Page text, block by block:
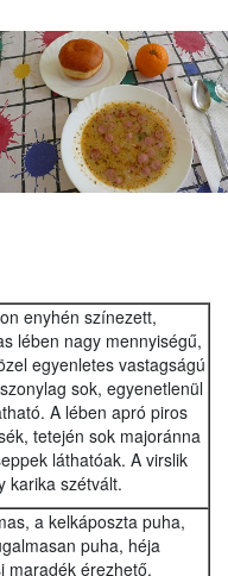
enyhén színezett,
lében nagy mennyiségű,
egyenletes vastagságú
sok, egyenetlenül
A lében apró piros
tetején sok majoránna
láthatóak. A virslik
karika szétvált.
a kelkáposzta puha,
puha, héja
maradék érezhető.